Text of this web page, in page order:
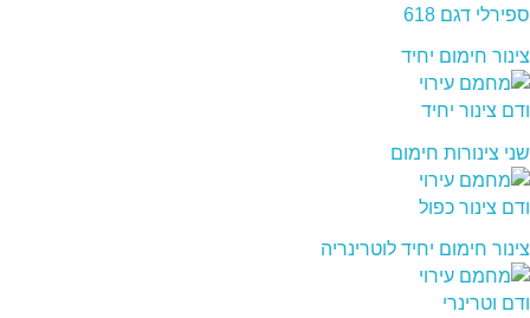
ספירלי דגם 618
צינור חימום יחיד
שני צינורות חימום
צינור חימום יחיד לוטרינריה